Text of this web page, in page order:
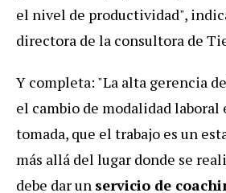
el nivel de productividad",
directora de la consultora de
Y completa: "La alta gerencia
el cambio de modalidad laboral
tomada, que el trabajo es un
más allá del lugar donde se
debe dar un servicio de